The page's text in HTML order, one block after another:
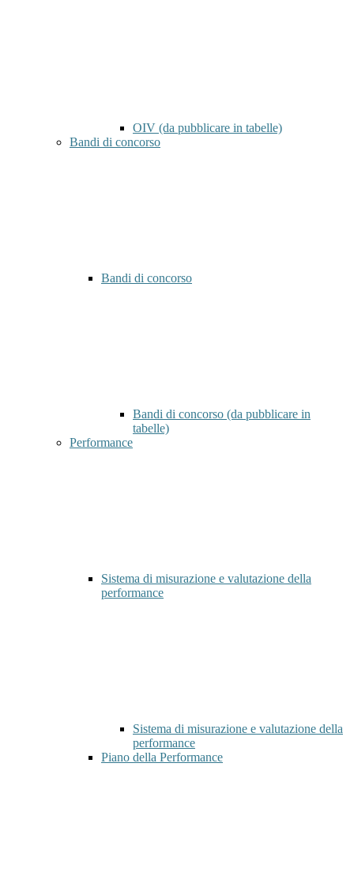
OIV (da pubblicare in tabelle)
Bandi di concorso
Bandi di concorso
Bandi di concorso (da pubblicare in
tabelle)
Performance
Sistema di misurazione e valutazione della
performance
Sistema di misurazione e valutazione della
performance
Piano della Performance